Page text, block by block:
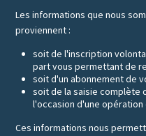
Les informations que nous
proviennent :
soit de l'inscription
part vous permettant de
soit d'un abonnement de
soit de la saisie complète
l'occasion d'une
Ces informations nous